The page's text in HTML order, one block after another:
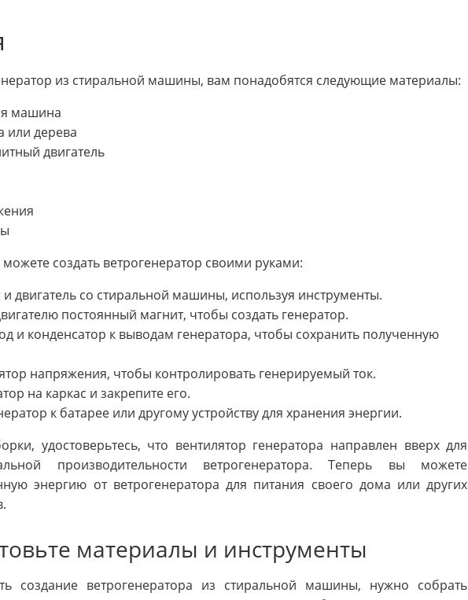
из стиральной машины, вам понадобятся следующие материалы:
машина
или дерева
двигатель
создать ветрогенератор своими руками:
двигатель со стиральной машины, используя инструменты.
постоянный магнит, чтобы создать генератор.
и конденсатор к выводам генератора, чтобы сохранить полученную
напряжения, чтобы контролировать генерируемый ток.
на каркас и закрепите его.
к батарее или другому устройству для хранения энергии.
удостоверьтесь, что вентилятор генератора направлен вверх для
производительности ветрогенератора. Теперь вы можете
энергию от ветрогенератора для питания своего дома или других
материалы и инструменты
создание ветрогенератора из стиральной машины, нужно собрать